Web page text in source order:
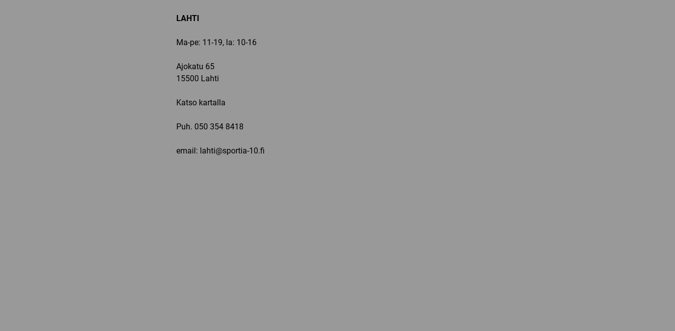
LAHTI
Ma-pe: 11-19, la: 10-16
Ajokatu 65
15500 Lahti
Katso kartalla
Puh. 050 354 8418
email: lahti@sportia-10.fi